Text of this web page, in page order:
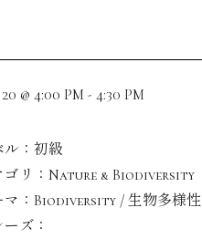
@ 4:00 PM - 4:30 PM
ル：初級
ゴリ：Nature & Biodiversity
マ：Biodiversity / 生物多様性
ズ：